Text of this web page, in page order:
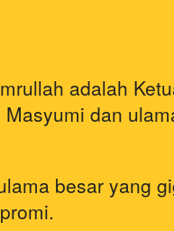
adalah
dan
besar yang